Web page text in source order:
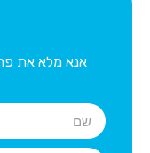
אנא מלא את